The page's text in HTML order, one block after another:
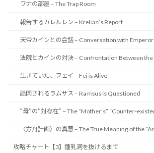
ワナの部屋 – The Trap Room
報告するカレルレン – Krelian’s Report
天帝カインとの会話 – Conversation with
法院とカインの対決 – Confrontation Between
生きていた、フェイ – Fei is Alive
話問されるラムサス – Ramsus is Questioned
″母″の″対存在″ – The “Mother’s” “Counter-
〈方舟計画〉の真意 – The True Meaning of the
攻略チャート【3】鍾乳洞を抜けるまで